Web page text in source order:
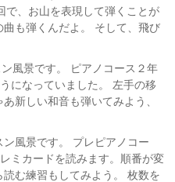
で、お山を表現して弾くことが
も弾くんだよ。 そして、飛び
風景です。 ピアノコース２年
になっていました。 左手の移
新しい和音も弾いてみよう、
ン風景です。 プレピアノコー
ミカードを読みます。順番が変
む練習もしてみよう。 枚数を